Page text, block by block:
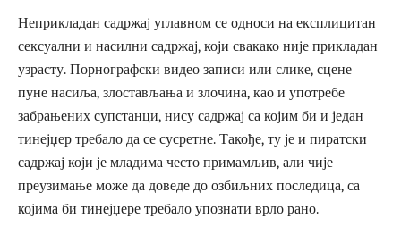
Неприкладан садржај углавном се односи на експлицитан
сексуални и насилни садржај, који свакако није прикладан
узрасту. Порнографски видео записи или слике, сцене
пуне насиља, злостављања и злочина, као и употребе
забрањених супстанци, нису садржај са којим би и један
тинејџер требало да се сусретне. Такође, ту је и пиратски
садржај који је младима често примамљив, али чије
преузимање може да доведе до озбиљних последица, са
којима би тинејџере требало упознати врло рано.